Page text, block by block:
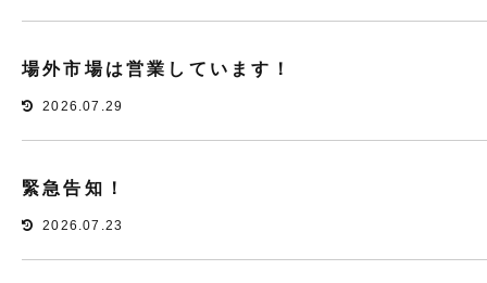
場外市場は営業しています！
2026.07.29
緊急告知！
2026.07.23